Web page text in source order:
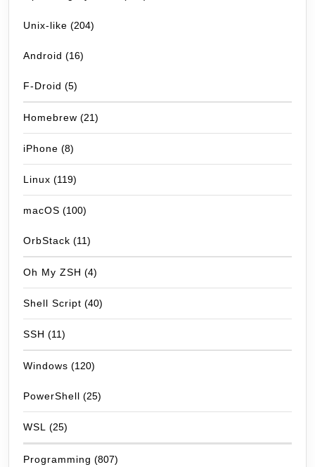
Unix-like (204)
Android (16)
F-Droid (5)
Homebrew (21)
iPhone (8)
Linux (119)
macOS (100)
OrbStack (11)
Oh My ZSH (4)
Shell Script (40)
SSH (11)
Windows (120)
PowerShell (25)
WSL (25)
Programming (807)